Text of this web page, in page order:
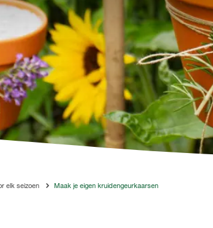
elk seizoen Maak je eigen kruidengeurkaarsen